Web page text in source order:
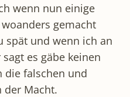
wenn nun einige
gemacht
spät und wenn ich an
es gäbe keinen
falschen und
der Macht.